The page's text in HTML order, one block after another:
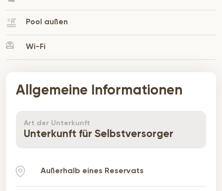
Parkplatz ist vorhanden.
Pool außen
Wi-Fi
Allgemeine Informationen
Art der Unterkunft
Unterkunft für Selbstversorger
Außerhalb eines Reservats